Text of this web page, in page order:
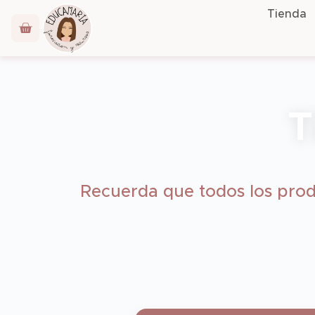
Tienda
Recuerda que todos los